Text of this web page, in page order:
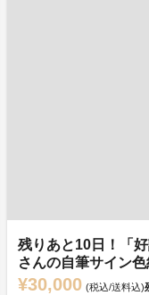
残りあと10日！「
さんの自筆サイン色
¥30,000 (税込/送料込)